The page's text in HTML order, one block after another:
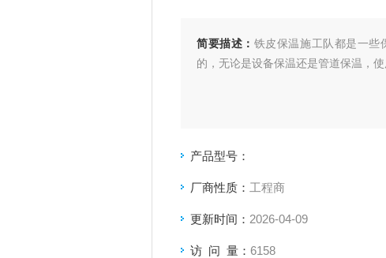
简要描述： 铁皮保温施工队都是一些
的，无论是设备保温还是管道保温，
产品型号：
厂商性质： 工程商
更新时间： 2026-04-09
访 问 量： 6158